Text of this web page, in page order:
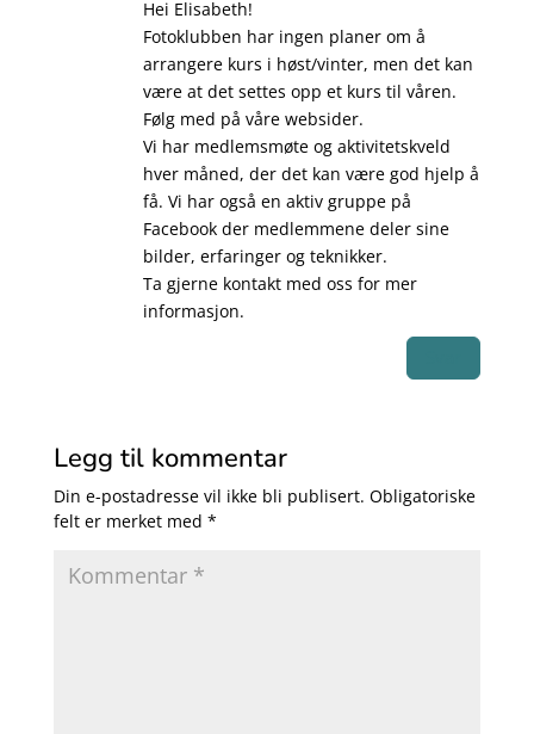
Hei Elisabeth!
Fotoklubben har ingen planer om å
arrangere kurs i høst/vinter, men det kan
være at det settes opp et kurs til våren.
Følg med på våre websider.
Vi har medlemsmøte og aktivitetskveld
hver måned, der det kan være god hjelp å
få. Vi har også en aktiv gruppe på
Facebook der medlemmene deler sine
bilder, erfaringer og teknikker.
Ta gjerne kontakt med oss for mer
informasjon.
Legg til kommentar
Din e-postadresse vil ikke bli publisert. Obligatoriske
felt er merket med *